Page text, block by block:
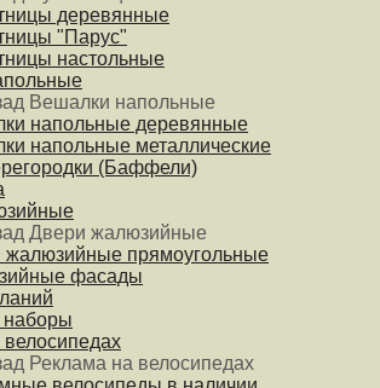
деревянные
"Парус"
настольные
Вешалки напольные
напольные деревянные
напольные металлические
(Баффели)
Двери жалюзийные
жалюзийные прямоугольные
фасады
Реклама на велосипедах